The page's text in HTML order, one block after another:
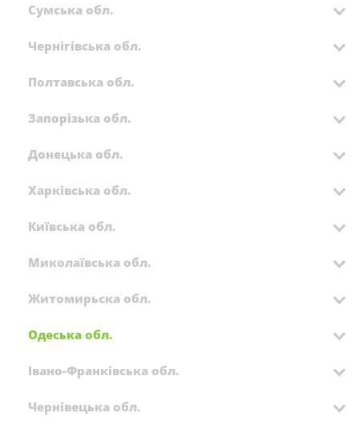
Сумська обл.
Чернігівська обл.
Полтавська обл.
Запорізька обл.
Донецька обл.
Харківська обл.
Київська обл.
Миколаївська обл.
Житомирьска обл.
Одеська обл.
Івано-Франківська обл.
Чернівецька обл.